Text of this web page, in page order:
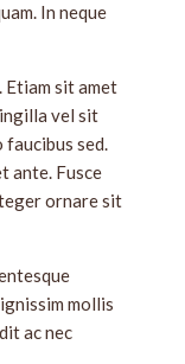
In neque
sit amet
vel sit
sed.
ante. Fusce
ornare sit
mollis
ac nec